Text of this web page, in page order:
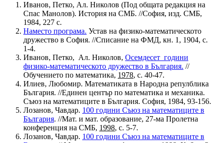
Иванов, Петко, Ал. Николов (Под общата редакция на
Спас Манолов). История на СМБ. //София, изд. СМБ,
1984, 227 с.
Наместо програма. Устав на физико-математическото
дружество в София. //Списание на ФМД, кн. 1, 1904, с.
1-4.
Иванов, Петко, Ал. Николов, Осемдесет години
физико-математическото дружество в България. //
Обучението по математика, 1978, с. 40-47.
Илиев, Любомир. Математиката в Народна репулблика
България. //Единен център по математика и механика.
Съюз на математиците в България. София, 1984, 93-156.
Лозанов, Чавдар. 100 години Съюз на математиците в
България. //Мат. и мат. образование, 27-ма Пролетна
конференция на СМБ, 1998, с. 5-7.
Лозанов, Чавдар. 100 години Съюз на математиците в